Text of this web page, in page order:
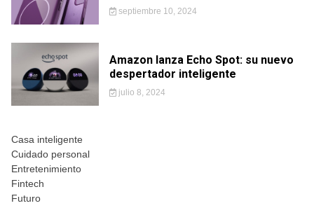
septiembre 10, 2024
Amazon lanza Echo Spot: su nuevo
despertador inteligente
julio 8, 2024
Casa inteligente
Cuidado personal
Entretenimiento
Fintech
Futuro